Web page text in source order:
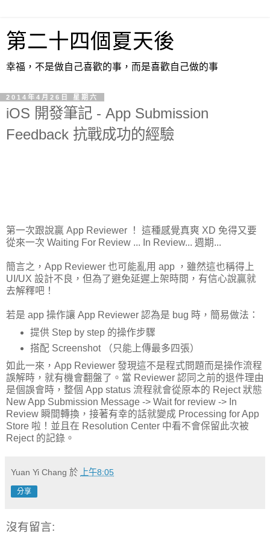
第二十四個夏天後
幸福，不是做自己喜歡的事，而是喜歡自己做的事
2014年4月26日 星期六
iOS 開發筆記 - App Submission
Feedback 抗戰成功的經驗
第一次跟說贏 App Reviewer ！ 這種感覺真爽 XD 免得又要
從來一次 Waiting For Review ... In Review... 週期...
簡言之，App Reviewer 也可能亂用 app ，雖然這也稱得上
UI/UX 設計不良，但為了避免延遲上架時間，有信心說贏就
去解釋吧！
若是 app 操作讓 App Reviewer 認為是 bug 時，簡易做法：
提供 Step by step 的操作步驟
搭配 Screenshot （只能上傳最多四張）
如此一來，App Reviewer 發現這不是程式問題而是操作流程
誤解時，就有機會翻盤了。當 Reviewer 認同之前的退件理由
是個誤會時，整個 App status 流程就會從原本的 Reject 狀態
New App Submission Message -> Wait for review -> In
Review 瞬間轉換，接著有幸的話就變成 Processing for App
Store 啦！並且在 Resolution Center 中看不會保留此次被
Reject 的記錄。
Yuan Yi Chang 於 上午8:05
分享
沒有留言: